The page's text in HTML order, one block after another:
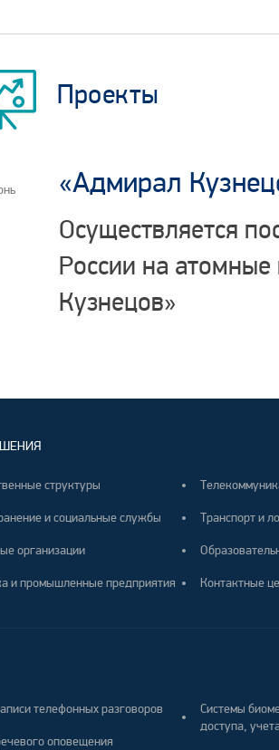
Проекты
«Адмирал
Осуществляется
России на
Кузнецов»
структуры
и социальные службы
организации
и промышленные предприятия
Транспорт и
Контактные
телефонных разговоров
оповещения
Системы
доступа,